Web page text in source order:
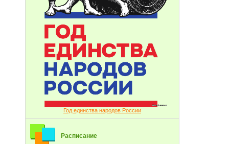
Год единства народов России
Расписание